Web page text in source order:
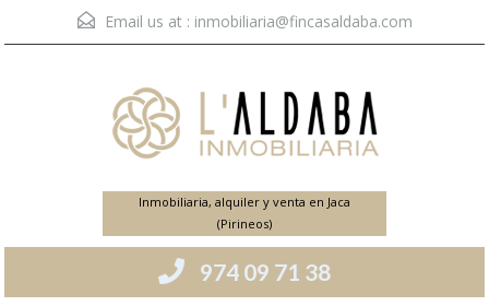
Email us at : inmobiliaria@fincasaldaba.com
Inmobiliaria, alquiler y venta en Jaca
(Pirineos)
974 09 71 38